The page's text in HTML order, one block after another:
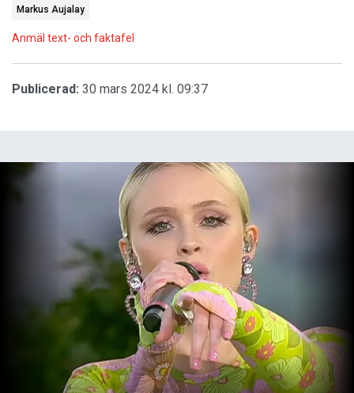
Markus Aujalay
Anmäl text- och faktafel
Publicerad: 30 mars 2024 kl. 09:37